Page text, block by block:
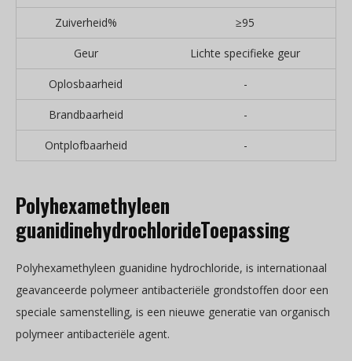
Zuiverheid% ≥95
Geur Lichte specifieke geur
Oplosbaarheid -
Brandbaarheid -
Ontplofbaarheid -
Polyhexamethyleen
guanidinehydrochlorideToepassing
Polyhexamethyleen guanidine hydrochloride, is internationaal
geavanceerde polymeer antibacteriële grondstoffen door een
speciale samenstelling, is een nieuwe generatie van organisch
polymeer antibacteriële agent.